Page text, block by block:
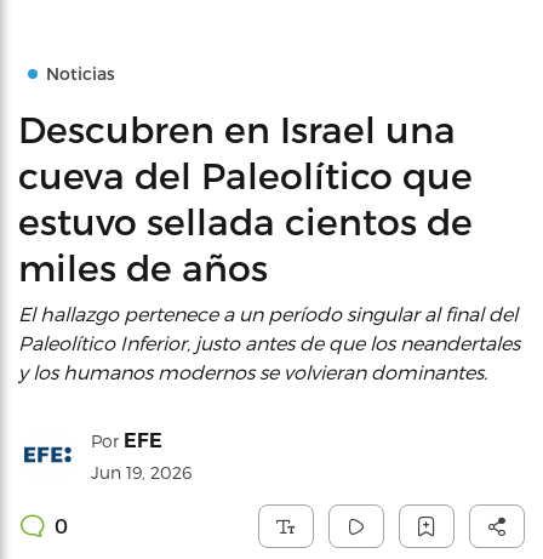
Noticias
Descubren en Israel una
cueva del Paleolítico que
estuvo sellada cientos de
miles de años
El hallazgo pertenece a un período singular al final del
Paleolítico Inferior, justo antes de que los neandertales
y los humanos modernos se volvieran dominantes.
Por EFE
Jun 19, 2026
0